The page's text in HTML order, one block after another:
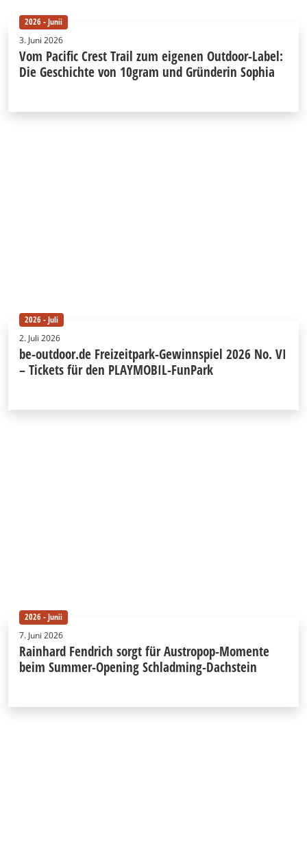
2026 - Junii
3. Juni 2026
Vom Pacific Crest Trail zum eigenen Outdoor-Label:
Die Geschichte von 10gram und Gründerin Sophia
2026 - Juli
2. Juli 2026
be-outdoor.de Freizeitpark-Gewinnspiel 2026 No. VI
– Tickets für den PLAYMOBIL-FunPark
2026 - Junii
7. Juni 2026
Rainhard Fendrich sorgt für Austropop-Momente
beim Summer-Opening Schladming-Dachstein